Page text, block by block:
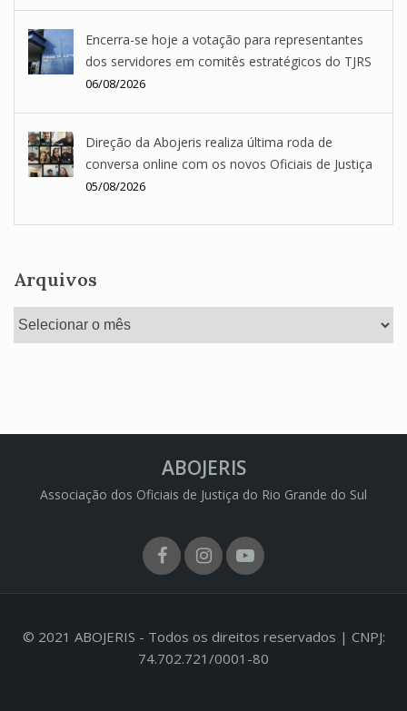
Encerra-se hoje a votação para representantes
dos servidores em comitês estratégicos do TJRS
06/08/2026
Direção da Abojeris realiza última roda de
conversa online com os novos Oficiais de Justiça
05/08/2026
Arquivos
Arquivos
ABOJERIS
Associação dos Oficiais de Justiça do Rio Grande do Sul
FacebookInstagram
Youtube
© 2021 ABOJERIS - Todos os direitos reservados | CNPJ:
74.702.721/0001-80